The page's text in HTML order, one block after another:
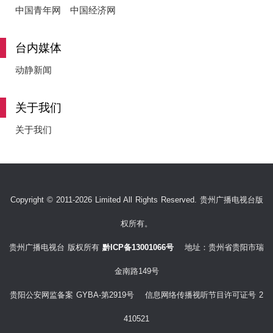
中国青年网
中国经济网
台内媒体
动静新闻
关于我们
关于我们
Copyright © 2011-2026 Limited All Rights Reserved. 贵州广播电视台版
权所有。
贵州广播电视台 版权所有 黔ICP备13001066号 地址：贵州省贵阳市瑞
金南路149号
贵阳公安网监备案 GYBA-第2919号 信息网络传播视听节目许可证号 2
410521